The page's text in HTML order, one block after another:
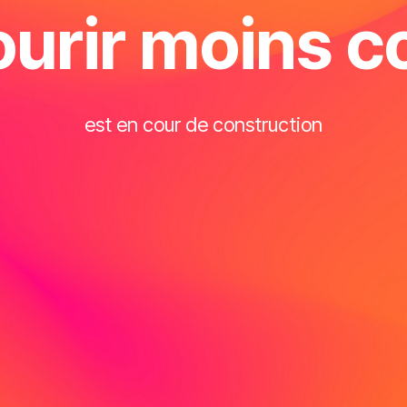
moins
est en cour de construction